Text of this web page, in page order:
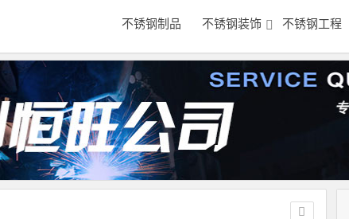
不锈钢制品 不锈钢装饰 不锈钢工程